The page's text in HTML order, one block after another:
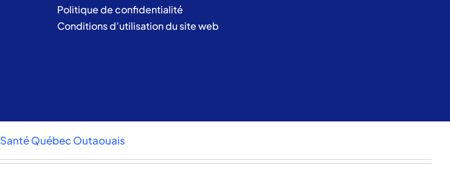
Politique de confidentialité
Conditions d’utilisation du site web
Santé Québec Outaouais